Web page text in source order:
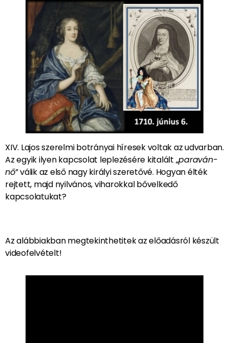
XIV. Lajos szerelmi botrányai híresek voltak az udvarban.
Az egyik ilyen kapcsolat leplezésére kitalált „paraván-
nő” válik az első nagy királyi szeretővé. Hogyan élték
rejtett, majd nyilvános, viharokkal bővelkedő
kapcsolatukat?
Az alábbiakban megtekinthetitek az előadásról készült
videofelvételt!